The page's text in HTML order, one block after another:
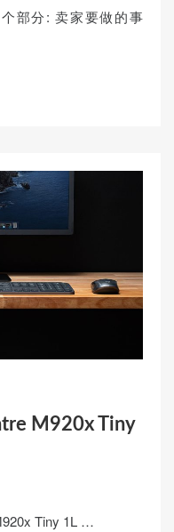
部分: 卖家要做的事
M920x Tiny
Tiny 1L …